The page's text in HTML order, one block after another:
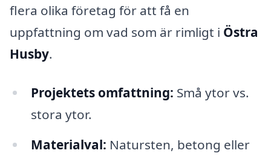
flera olika företag för att få en
uppfattning om vad som är rimligt i Östra
Husby.
Projektets omfattning: Små ytor vs.
stora ytor.
Materialval: Natursten, betong eller